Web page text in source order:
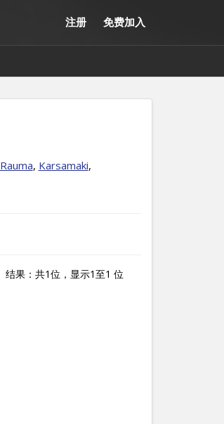
注册 免费加入
Rauma, Karsamaki,
结果：共1位，显示1至1 位